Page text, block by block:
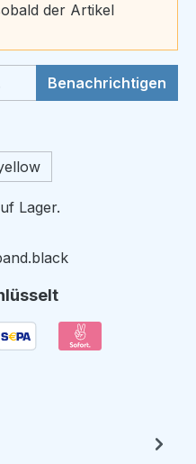
der Artikel
Benachrichtigen
Lager.